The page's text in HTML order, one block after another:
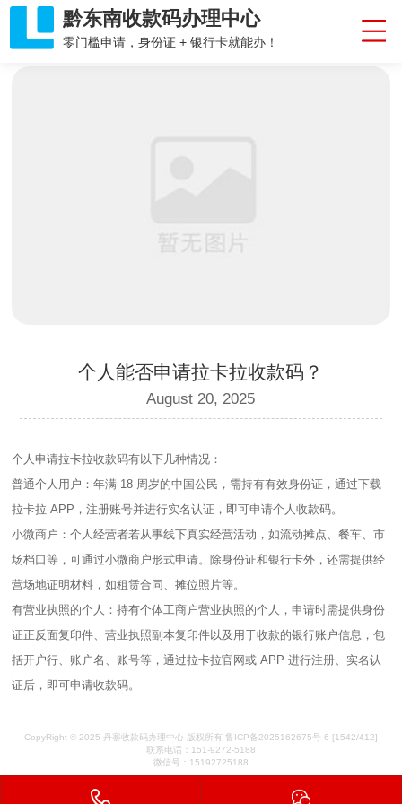
黔东南收款码办理中心
零门槛申请，身份证 + 银行卡就能办！
个人能否申请拉卡拉收款码？
August 20, 2025
个人申请拉卡拉收款码有以下几种情况：
普通个人用户：年满 18 周岁的中国公民，需持有有效身份证，通过下载
拉卡拉 APP，注册账号并进行实名认证，即可申请个人收款码。
小微商户：个人经营者若从事线下真实经营活动，如流动摊点、餐车、市
场档口等，可通过小微商户形式申请。除身份证和银行卡外，还需提供经
营场地证明材料，如租赁合同、摊位照片等。
有营业执照的个人：持有个体工商户营业执照的个人，申请时需提供身份
证正反面复印件、营业执照副本复印件以及用于收款的银行账户信息，包
括开户行、账户名、账号等，通过拉卡拉官网或 APP 进行注册、实名认
证后，即可申请收款码。
CopyRight © 2025 丹寨收款码办理中心 版权所有 鲁ICP备2025162675号-6 [1542/412]
联系电话：151-9272-5188
微信号：15192725188